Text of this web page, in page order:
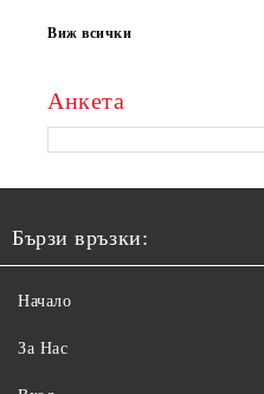
Виж всички
Анкета
Бързи връзки:
Начало
За Нас